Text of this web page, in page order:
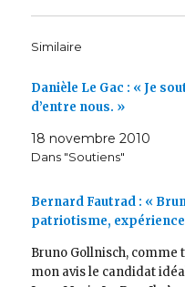
Similaire
Danièle Le Gac : « Je
d’entre nous. »
18 novembre 2010
Dans "Soutiens"
Bernard Fautrad : «
patriotisme,
Bruno Gollnisch, comme
mon avis le candidat